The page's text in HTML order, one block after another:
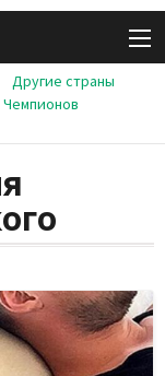
Другие страны
Чемпионов